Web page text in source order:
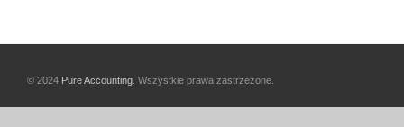
© 2024 Pure Accounting . Wszystkie prawa zastrzeżone.